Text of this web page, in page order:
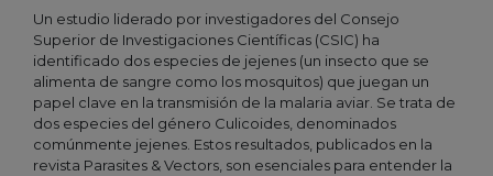
Un estudio liderado por investigadores del Consejo
Superior de Investigaciones Científicas (CSIC) ha
identificado dos especies de jejenes (un insecto que se
alimenta de sangre como los mosquitos) que juegan un
papel clave en la transmisión de la malaria aviar. Se trata de
dos especies del género Culicoides, denominados
comúnmente jejenes. Estos resultados, publicados en la
revista Parasites & Vectors, son esenciales para entender la